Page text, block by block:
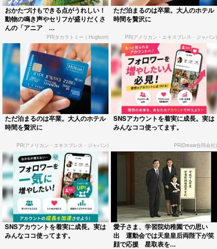
おかたづけもできる点がうれしい！
動物の鳴き声やセリフが盛りだくさ
んの「アニア ...
PR(タカラトミー｜Hugkum)
ただ泊まるのは卒業。大人のホテル
時間を贅沢に
PR(アメリカン・エキスプレス・ジャパン)
ただ泊まるのは卒業。大人のホテル
時間を贅沢に
PR(アメリカン・エキスプレス・ジャパン)
SNSアカウントを着実に成長。実は
みんなココ使ってます。
PR(Dreaw合同会社)
SNSアカウントを着実に成長。実は
みんなココ使ってます。
愛子さま、学習院幼稚園での思い
出 運動会では天皇皇后両陛下が笑
顔で応援 星取表を...